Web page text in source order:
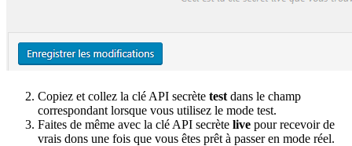
Copiez et collez la clé API secrète test dans le champ
correspondant lorsque vous utilisez le mode test.
Faites de même avec la clé API secrète live pour recevoir de
vrais dons une fois que vous êtes prêt à passer en mode réel.